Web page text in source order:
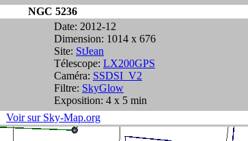
NGC 5236
Date: 2012-12
Dimension: 1014 x 676
Site: StJean
Télescope: LX200GPS
Caméra: SSDSI_V2
Filtre: SkyGlow
Exposition: 4 x 5 min
Voir sur Sky-Map.org